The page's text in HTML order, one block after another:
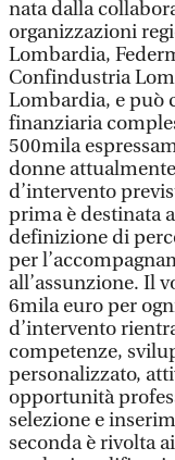
nata dalla
organizzazioni
Lombardia,
Confindustria
Lombardia, e può
finanziaria
500mila
donne
d’intervento
prima è destinata
definizione di
per
all’assunzione. Il
6mila euro per
d’intervento
competenze,
personalizzato,
opportunità
selezione e
seconda è rivolta